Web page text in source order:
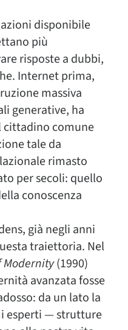
disponibile
più
risposte a dubbi,
Internet prima,
massiva
generative, ha
cittadino comune
tale da
rimasto
per secoli: quello
conoscenza
già negli anni
traiettoria. Nel
Modernity(1990)
avanzata fosse
da un lato la
esperti — strutture